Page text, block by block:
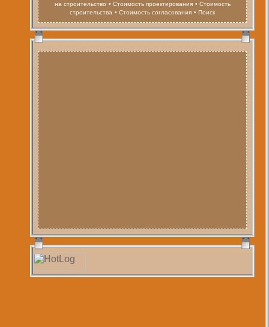
на строительство • Стоимость проектирования • Стоимость
строительства • Стоимость согласования • Поиск